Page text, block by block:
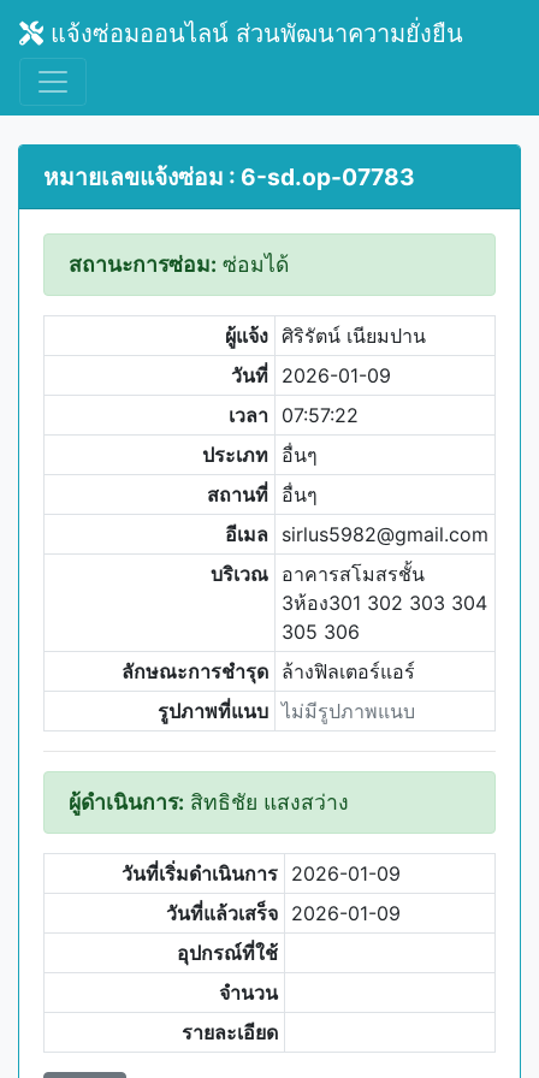
แจ้งซ่อมออนไลน์ ส่วนพัฒนาความยั่งยืน
หมายเลขแจ้งซ่อม : 6-sd.op-07783
สถานะการซ่อม: ซ่อมได้
ผู้แจ้ง ศิริรัตน์ เนียมปาน
วันที่ 2026-01-09
เวลา 07:57:22
ประเภท อื่นๆ
สถานที่ อื่นๆ
อีเมล sirlus5982@gmail.com
บริเวณ อาคารสโมสรชั้น
3ห้อง301 302 303 304
305 306
ลักษณะการชำรุด ล้างฟิลเตอร์แอร์
รูปภาพที่แนบ ไม่มีรูปภาพแนบ
ผู้ดำเนินการ: สิทธิชัย แสงสว่าง
วันที่เริ่มดำเนินการ 2026-01-09
วันที่แล้วเสร็จ 2026-01-09
อุปกรณ์ที่ใช้
จำนวน
รายละเอียด